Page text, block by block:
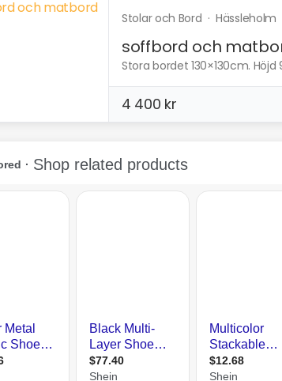
Stolar och Bord · Hässleholm
soffbord och
Stora bordet 130×130cm.
4 400 kr